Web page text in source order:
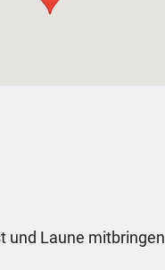
und Laune mitbringen